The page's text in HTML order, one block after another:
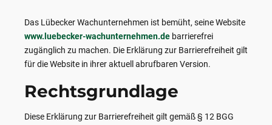
Das Lübecker Wachunternehmen ist bemüht, seine Website
www.luebecker-wachunternehmen.de barrierefrei
zugänglich zu machen. Die Erklärung zur Barrierefreiheit gilt
für die Website in ihrer aktuell abrufbaren Version.
Rechtsgrundlage
Diese Erklärung zur Barrierefreiheit gilt gemäß § 12 BGG